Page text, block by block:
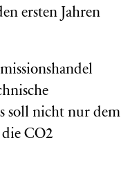
ersten Jahren
soll nicht nur dem
CO2